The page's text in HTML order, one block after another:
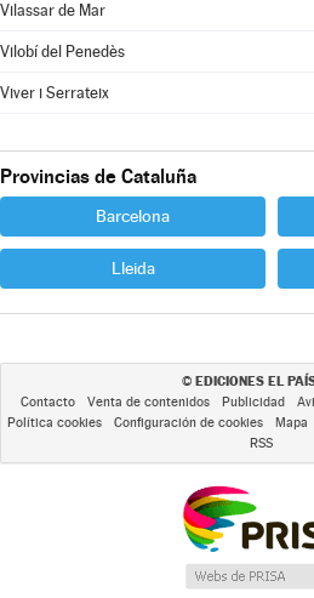
Vilassar de Mar
Vilobí del Penedès
Viver i Serrateix
Provincias de Cataluña
Barcelona
Lleida
© EDICIONES EL
Contacto Venta de contenidos Publicidad
Política cookies
Configuración de cookies Mapa
RSS